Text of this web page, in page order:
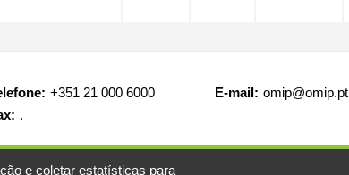
+351 21 000 6000
.
E-mail: omip@omip.pt
e coletar estatísticas para